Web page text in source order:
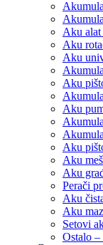
Aku alat
Aku
Aku
Aku
Aku
Aku
Aku
Aku
Perači
Aku
Aku
Setovi
Ostalo –